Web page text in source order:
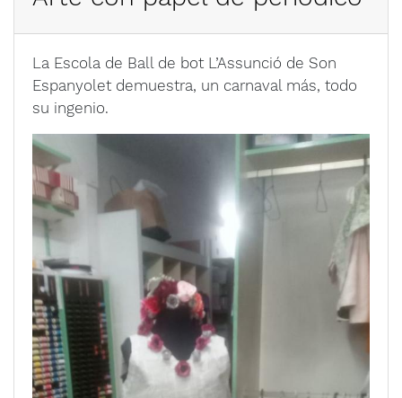
La Escola de Ball de bot L’Assunció de Son
Espanyolet demuestra, un carnaval más, todo
su ingenio.